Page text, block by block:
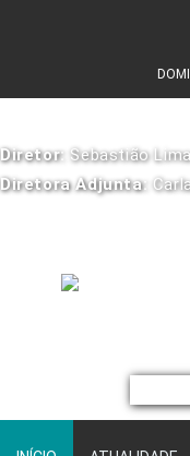
Diretor: Sebastião
Diretora Adjunta: